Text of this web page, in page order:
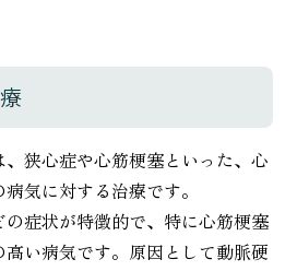
狭心症や心筋梗塞といった、心
気に対する治療です。
症状が特徴的で、特に心筋梗塞
い病気です。原因として動脈硬